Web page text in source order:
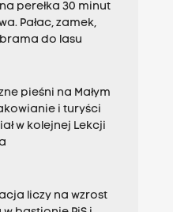
perełka 30 minut
Pałac, zamek,
do lasu
pieśni na Małym
i turyści
w kolejnej Lekcji
liczy na wzrost